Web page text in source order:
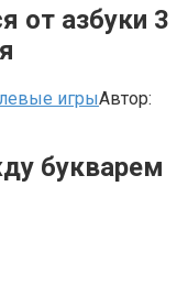
от азбуки 3
игрыАвтор:
букварем